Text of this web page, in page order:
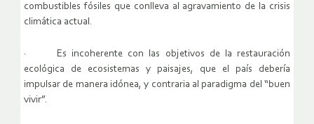
combustibles fósiles que conlleva al agravamiento de la crisis
climática actual.
· Es incoherente con las objetivos de la restauración
ecológica de ecosistemas y paisajes, que el país debería
impulsar de manera idónea, y contraria al paradigma del “buen
vivir”.